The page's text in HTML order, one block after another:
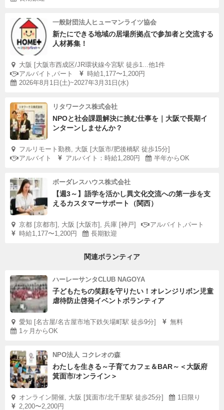
一般財団法人ヒューマンライツ協会
新たにできる地域の居場所拠点で参加者と交流する
人材募集！
大阪 [大阪市西成区/JR環状線今宮駅 徒歩1...他1件
アルバイト,パート
時給1,177〜1,200円
2026年8月1日(土)~2027年3月31日(水)
リタワークス株式会社
NPOと社会課題解決に挑む仕事を｜大阪で長期イ
ンターンしませんか？
フルリモート勤務, 大阪 [大阪市/肥後橋駅 徒歩15分]
アルバイト
アルバイト：時給1,280円 半年からOK
ボーダレスハウス株式会社
【週3～】語学を活かし異文化交流への第一歩を支
えるカスタマーサポート（関西）
京都 [京都市], 大阪 [大阪市], 兵庫 [神戸]
アルバイト,パート
時給1,177〜1,200円
長期歓迎
関連ボランティア
ハーレーサンタCLUB NAGOYA
子どもたちの笑顔を守りたい！オレンジリボン児童
虐待防止啓発イベントボランティア
愛知 [名古屋/名古屋市地下鉄矢場町駅 徒歩9分]
無料
1ヶ月からOK
NPO法人 コクレオの森
わたしを生きる～子育てカフェ＆BAR～＜大阪府
箕面市/オンライン＞
オンライン開催, 大阪 [箕面市/北千里駅 徒歩25分]
1日限り
2,200〜2,200円